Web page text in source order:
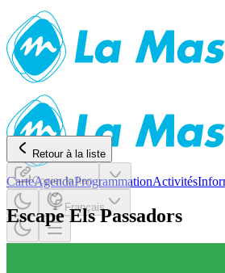
CarteAgendaProgrammationActivités
Français
Retour à la liste
Copier le lien
Escape Els Passadors